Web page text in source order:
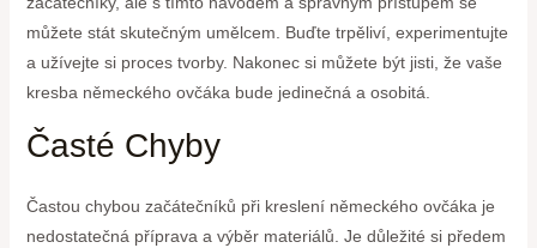
můžete stát skutečným umělcem. Buďte trpěliví, experimentujte
a užívejte si proces tvorby. Nakonec si můžete být jisti, že vaše
kresba německého ovčáka bude jedinečná a osobitá.
Časté Chyby
Častou chybou začátečníků při kreslení německého ovčáka je
nedostatečná příprava a výběr materiálů. Je důležité si předem